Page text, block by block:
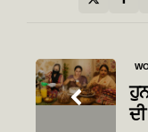
Post
navigation